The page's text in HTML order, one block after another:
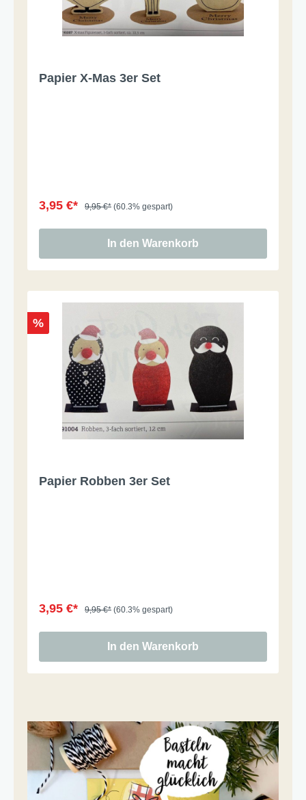
Papier X-Mas 3er Set
3,95 €* 9,95 €* (60.3% gespart)
In den Warenkorb
%
Papier Robben 3er Set
3,95 €* 9,95 €* (60.3% gespart)
In den Warenkorb